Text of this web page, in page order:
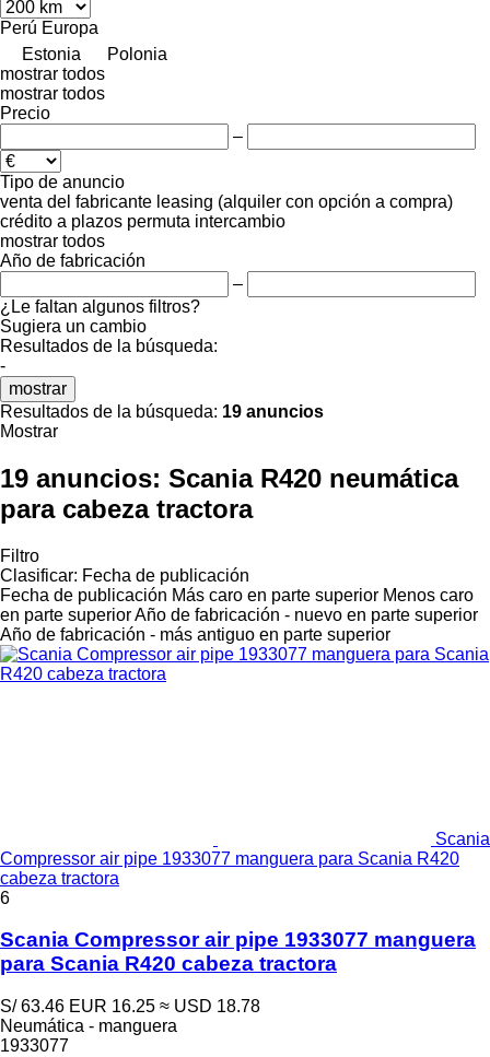
Perú Europa
Estonia
Polonia
mostrar todos
mostrar todos
Precio
–
Tipo de anuncio
venta del fabricante leasing (alquiler con opción a compra)
crédito a plazos permuta intercambio
mostrar todos
Año de fabricación
–
¿Le faltan algunos filtros?
Sugiera un cambio
Resultados de la búsqueda:
-
mostrar
Resultados de la búsqueda: 19 anuncios
Mostrar
19 anuncios: Scania R420 neumática
para cabeza tractora
Filtro
Clasificar: Fecha de publicación
Fecha de publicación Más caro en parte superior Menos caro
en parte superiorAño de fabricación - nuevo en parte superior
Año de fabricación - más antiguo en parte superior
Scania
Compressor air pipe 1933077 manguera para Scania R420
cabeza tractora
6
Scania Compressor air pipe 1933077 manguera
para Scania R420 cabeza tractora
S/ 63.46 EUR 16.25 ≈ USD 18.78
Neumática - manguera
1933077